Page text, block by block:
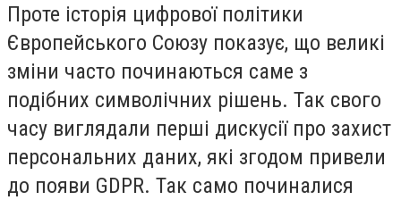
Проте історія цифрової політики
Європейського Союзу показує, що великі
зміни часто починаються саме з
подібних символічних рішень. Так свого
часу виглядали перші дискусії про захист
персональних даних, які згодом привели
до появи GDPR. Так само починалися